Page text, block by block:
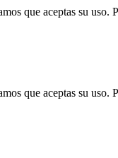
que aceptas su uso.
que aceptas su uso.